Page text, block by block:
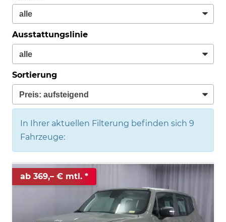
Ausstattungslinie
Sortierung
In Ihrer aktuellen Filterung befinden sich 9
Fahrzeuge:
ab 369,– € mtl.